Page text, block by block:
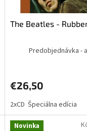
The Beatles -
Predobjednávka -
€26,50
2xCD Špeciálna edícia
Novinka